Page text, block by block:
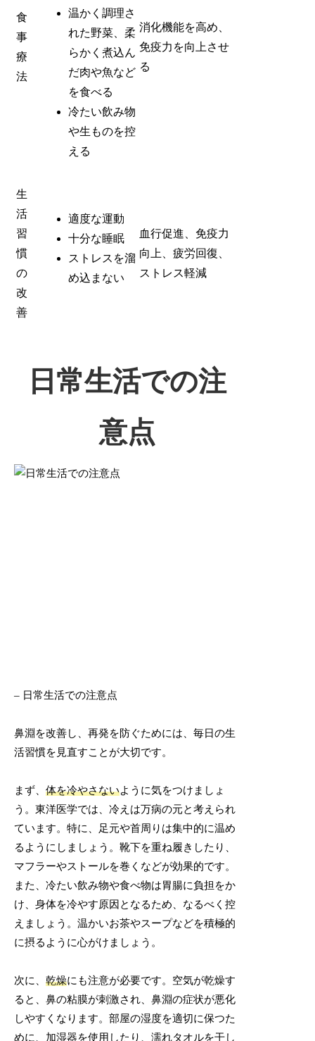
食
事
療
法
温かく調理さ
れた野菜、柔
らかく煮込ん
だ肉や魚など
を食べる
冷たい飲み物
や生ものを控
える
消化機能を高め、
免疫力を向上させ
る
生
活
習
慣
の
改
善
適度な運動
十分な睡眠
ストレスを溜
め込まない
血行促進、免疫力
向上、疲労回復、
ストレス軽減
日常生活での注
意点
– 日常生活での注意点
鼻淵を改善し、再発を防ぐためには、毎日の生
活習慣を見直すことが大切です。
まず、体を冷やさないように気をつけましょ
う。東洋医学では、冷えは万病の元と考えられ
ています。特に、足元や首周りは集中的に温め
るようにしましょう。靴下を重ね履きしたり、
マフラーやストールを巻くなどが効果的です。
また、冷たい飲み物や食べ物は胃腸に負担をか
け、身体を冷やす原因となるため、なるべく控
えましょう。温かいお茶やスープなどを積極的
に摂るように心がけましょう。
次に、乾燥にも注意が必要です。空気が乾燥す
ると、鼻の粘膜が刺激され、鼻淵の症状が悪化
しやすくなります。部屋の湿度を適切に保つた
めに、加湿器を使用したり、濡れタオルを干し